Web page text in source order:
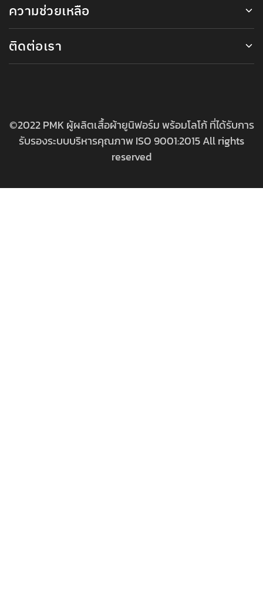
ความช่วยเหลือ
ติดต่อเรา
©2022 PMK ผู้ผลิตเสื้อผ้ายูนิฟอร์ม พร้อมโลโก้ ที่ได้รับการ
รับรองระบบบริหารคุณภาพ ISO 9001:2015 All rights
reserved